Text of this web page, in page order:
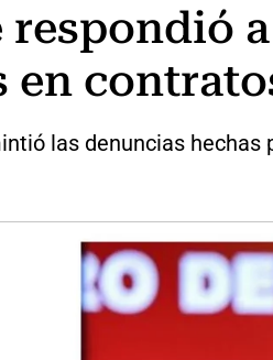
respondió
en
las denuncias hechas